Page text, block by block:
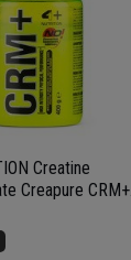
Creatine
Creapure CRM+ -